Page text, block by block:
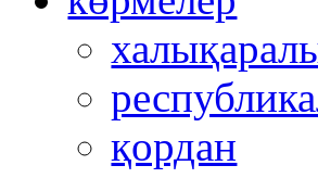
қордан